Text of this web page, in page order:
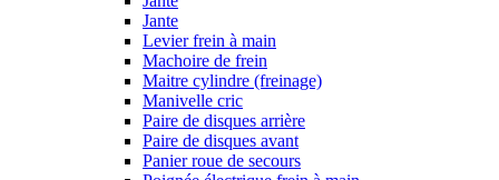
Jante
Levier frein à main
Machoire de frein
Maitre cylindre (freinage)
Manivelle cric
Paire de disques arrière
Paire de disques avant
Panier roue de secours